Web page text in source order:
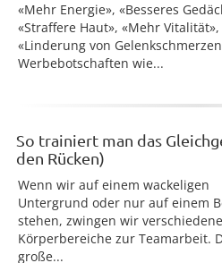
«Mehr Energie», «Besseres
«Straffere Haut», «Mehr Vitalität»,
«Linderung von
Werbebotschaften wie...
So trainiert man das
den Rücken)
Wenn wir auf einem wackeligen
Untergrund oder nur auf einem
stehen, zwingen wir verschiedene
Körperbereiche zur Teamarbeit.
große...